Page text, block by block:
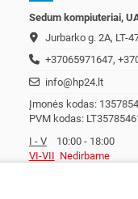
Sedum kompiuteriai,
Jurbarko g. 2A, LT-
+37065971647,
info@hp24.lt
Įmonės kodas:
PVM kodas:
I - V10:00 - 18:00
VI-VII Nedirbame